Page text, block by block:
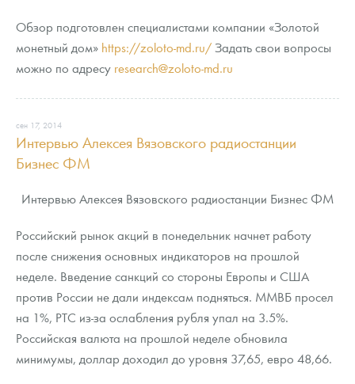
Обзор подготовлен специалистами компании «Золотой
монетный дом» https://zoloto-md.ru/Задать свои вопросы
можно по адресу research@zoloto-md.ru
сен 17, 2014
Интервью Алексея Вязовского радиостанции
Бизнес ФМ
Интервью Алексея Вязовского радиостанции Бизнес ФМ
Российский рынок акций в понедельник начнет работу
после снижения основных индикаторов на прошлой
неделе. Введение санкций со стороны Европы и США
против России не дали индексам подняться. ММВБ просел
на 1%, РТС из-за ослабления рубля упал на 3.5%.
Российская валюта на прошлой неделе обновила
минимумы, доллар доходил до уровня 37,65, евро 48,66.